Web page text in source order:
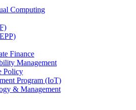
Computing
Finance
Management
Policy
Program (IoT)
& Management